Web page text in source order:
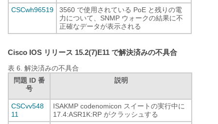
CSCwh96519
3560 で使用されている PoE と残りの電
力について、SNMP ウォークの結果に不
正確なデータが表示される
Cisco IOS リリース 15.2(7)E11 で解決済みの不具合
表 6. 解決済みの不具合
問題 ID 番
号
説明
CSCvv548
11
ISAKMP codenomicon スイートの実行中に
17.4:ASR1K:RP がクラッシュする